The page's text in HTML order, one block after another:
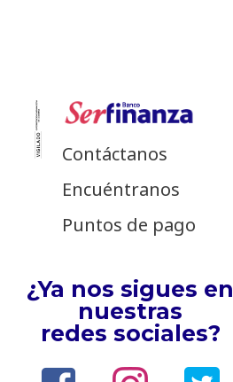
Contáctanos
Encuéntranos
Puntos de pago
¿Ya nos sigues en
nuestras
redes sociales?